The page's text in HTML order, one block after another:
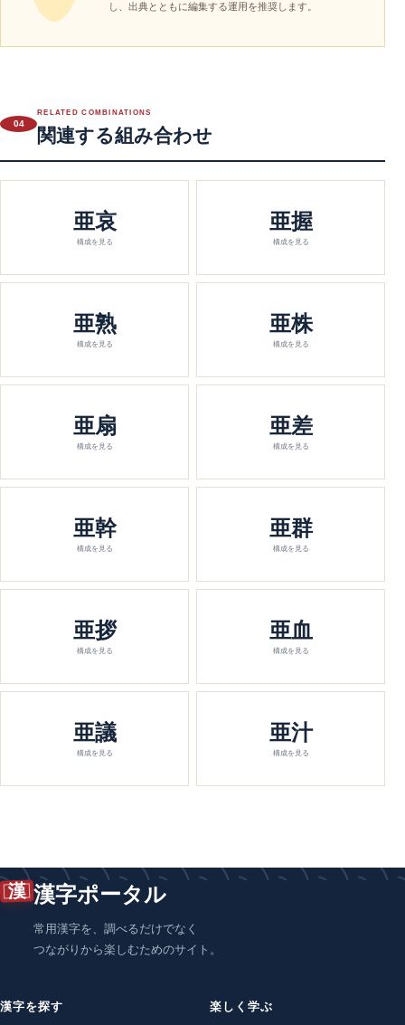
し、出典とともに編集する運用を推奨します。
04
RELATED COMBINATIONS
関連する組み合わせ
亜哀
構成を見る
亜握
構成を見る
亜熟
構成を見る
亜株
構成を見る
亜扇
構成を見る
亜差
構成を見る
亜幹
構成を見る
亜群
構成を見る
亜拶
構成を見る
亜血
構成を見る
亜議
構成を見る
亜汁
構成を見る
漢 漢字ポータル
常用漢字を、調べるだけでなく
つながりから楽しむためのサイト。
漢字を探す 楽しく学ぶ